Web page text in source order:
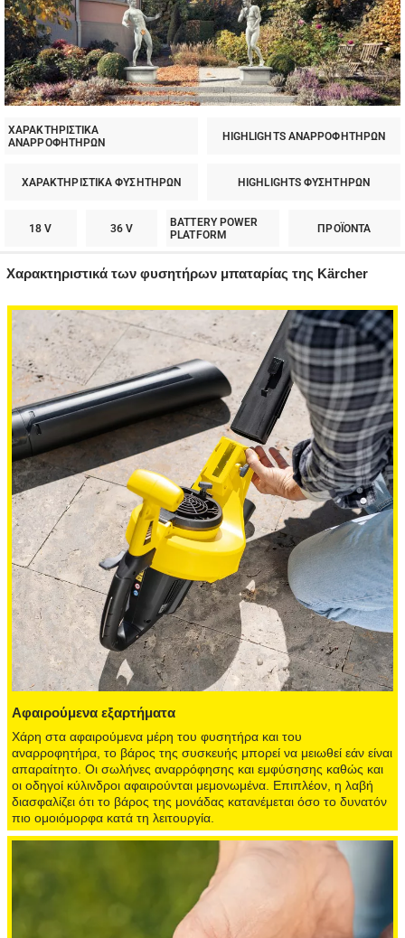
ΧΑΡΑΚΤΗΡΙΣΤΙΚΑ
ΑΝΑΡΡΟΦΗΤΗΡΩΝ
HIGHLIGHTS ΑΝΑΡΡΟΦΗΤΗΡΩΝ
ΧΑΡΑΚΤΗΡΙΣΤΙΚΑ ΦΥΣΗΤΗΡΩΝ HIGHLIGHTS ΦΥΣΗΤΗΡΩΝ
18 V 36 V
BATTERY POWER
PLATFORM
ΠΡΟΪΟΝΤΑ
Χαρακτηριστικά των φυσητήρων μπαταρίας της Kärcher
Αφαιρούμενα εξαρτήματα
Χάρη στα αφαιρούμενα μέρη του φυσητήρα και του
αναρροφητήρα, το βάρος της συσκευής μπορεί να μειωθεί εάν είναι
απαραίτητο. Οι σωλήνες αναρρόφησης και εμφύσησης καθώς και
οι οδηγοί κύλινδροι αφαιρούνται μεμονωμένα. Επιπλέον, η λαβή
διασφαλίζει ότι το βάρος της μονάδας κατανέμεται όσο το δυνατόν
πιο ομοιόμορφα κατά τη λειτουργία.